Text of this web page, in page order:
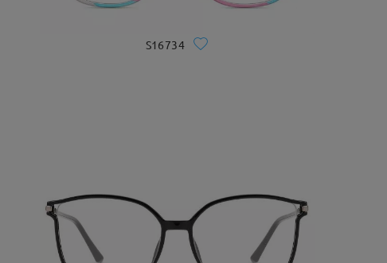
S16734